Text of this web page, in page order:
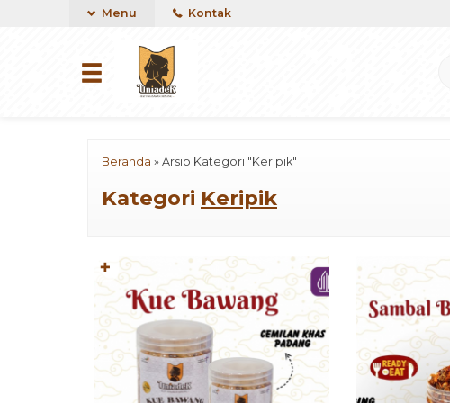
Menu Kontak
Beranda » Arsip Kategori "Keripik"
Kategori Keripik
✚